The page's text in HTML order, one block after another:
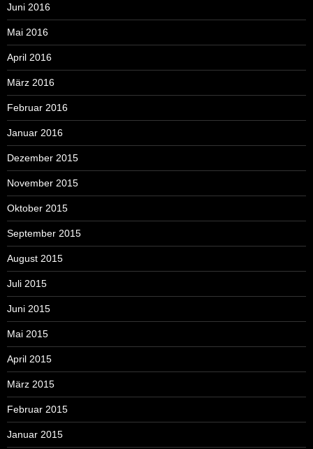
Juni 2016
Mai 2016
April 2016
März 2016
Februar 2016
Januar 2016
Dezember 2015
November 2015
Oktober 2015
September 2015
August 2015
Juli 2015
Juni 2015
Mai 2015
April 2015
März 2015
Februar 2015
Januar 2015